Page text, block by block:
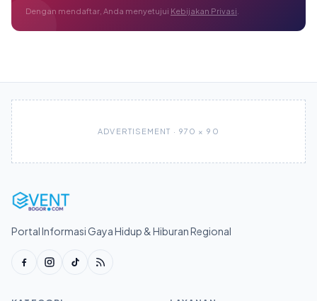
Dengan mendaftar, Anda menyetujui Kebijakan Privasi
ADVERTISEMENT · 970 × 90
Portal Informasi Gaya Hidup & Hiburan Regional